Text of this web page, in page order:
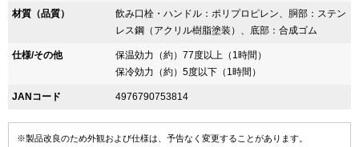
材質（品質）
飲み口栓・ハンドル：ポリプロピレン、胴部：ステン
レス鋼（アクリル樹脂塗装）、底部：合成ゴム
仕様/その他
保温効力（約）77度以上（1時間）
保冷効力（約）5度以下（1時間）
JANコード 4976790753814
※製品改良のため外観および仕様は、予告なく変更することがあります。